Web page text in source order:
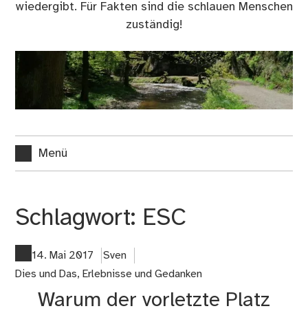
wiedergibt. Für Fakten sind die schlauen Menschen
zuständig!
Menü
Schlagwort: ESC
14. Mai 2017
Sven
Dies und Das, Erlebnisse und Gedanken
Warum der vorletzte Platz